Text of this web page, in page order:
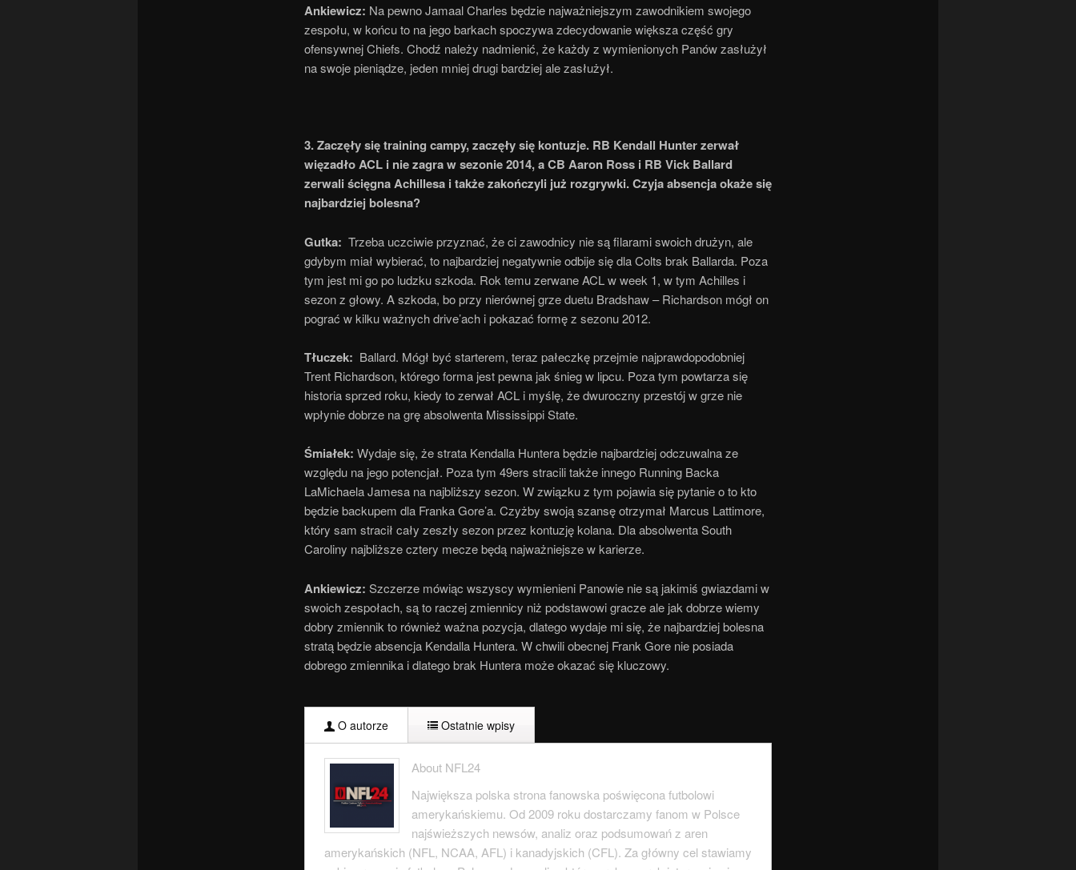
Ankiewicz: Na pewno Jamaal Charles będzie najważniejszym zawodnikiem swojego
zespołu, w końcu to na jego barkach spoczywa zdecydowanie większa część gry
ofensywnej Chiefs. Chodź należy nadmienić, że każdy z wymienionych Panów zasłużył
na swoje pieniądze, jeden mniej drugi bardziej ale zasłużył.
3. Zaczęły się training campy, zaczęły się kontuzje. RB Kendall Hunter zerwał
więzadło ACL i nie zagra w sezonie 2014, a CB Aaron Ross i RB Vick Ballard
zerwali ścięgna Achillesa i także zakończyli już rozgrywki. Czyja absencja okaże się
najbardziej bolesna?
Gutka: Trzeba uczciwie przyznać, że ci zawodnicy nie są filarami swoich drużyn, ale
gdybym miał wybierać, to najbardziej negatywnie odbije się dla Colts brak Ballarda. Poza
tym jest mi go po ludzku szkoda. Rok temu zerwane ACL w week 1, w tym Achilles i
sezon z głowy. A szkoda, bo przy nierównej grze duetu Bradshaw – Richardson mógł on
pograć w kilku ważnych drive’ach i pokazać formę z sezonu 2012.
Tłuczek: Ballard. Mógł być starterem, teraz pałeczkę przejmie najprawdopodobniej
Trent Richardson, którego forma jest pewna jak śnieg w lipcu. Poza tym powtarza się
historia sprzed roku, kiedy to zerwał ACL i myślę, że dwuroczny przestój w grze nie
wpłynie dobrze na grę absolwenta Mississippi State.
Śmiałek: Wydaje się, że strata Kendalla Huntera będzie najbardziej odczuwalna ze
względu na jego potencjał. Poza tym 49ers stracili także innego Running Backa
LaMichaela Jamesa na najbliższy sezon. W związku z tym pojawia się pytanie o to kto
będzie backupem dla Franka Gore’a. Czyżby swoją szansę otrzymał Marcus Lattimore,
który sam stracił cały zeszły sezon przez kontuzję kolana. Dla absolwenta South
Caroliny najbliższe cztery mecze będą najważniejsze w karierze.
Ankiewicz: Szczerze mówiąc wszyscy wymienieni Panowie nie są jakimiś gwiazdami w
swoich zespołach, są to raczej zmiennicy niż podstawowi gracze ale jak dobrze wiemy
dobry zmiennik to również ważna pozycja, dlatego wydaje mi się, że najbardziej bolesna
stratą będzie absencja Kendalla Huntera. W chwili obecnej Frank Gore nie posiada
dobrego zmiennika i dlatego brak Huntera może okazać się kluczowy.
O autorze Ostatnie wpisy
About NFL24
Największa polska strona fanowska poświęcona futbolowi
amerykańskiemu. Od 2009 roku dostarczamy fanom w Polsce
najświeższych newsów, analiz oraz podsumowań z aren
amerykańskich (NFL, NCAA, AFL) i kanadyjskich (CFL). Za główny cel stawiamy